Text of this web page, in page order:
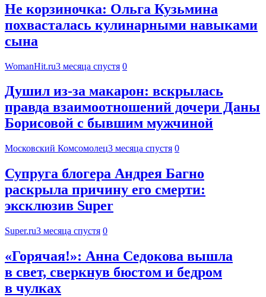
Не корзиночка: Ольга Кузьмина
похвасталась кулинарными навыками
сына
WomanHit.ru3 месяца спустя 0
Душил из-за макарон: вскрылась
правда взаимоотношений дочери Даны
Борисовой с бывшим мужчиной
Московский Комсомолец3 месяца спустя 0
Супруга блогера Андрея Багно
раскрыла причину его смерти:
эксклюзив Super
Super.ru3 месяца спустя 0
«Горячая!»: Анна Седокова вышла
в свет, сверкнув бюстом и бедром
в чулках